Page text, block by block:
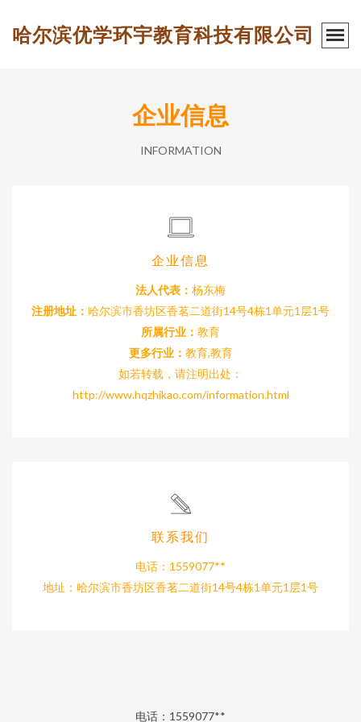
哈尔滨优学环宇教育科技有限公司
企业信息
INFORMATION
企业信息
法人代表： 杨东梅
注册地址： 哈尔滨市香坊区香茗二道街14号4栋1单元1层1号
所属行业： 教育
更多行业： 教育,教育
如若转载，请注明出处：
http://www.hqzhikao.com/information.html
联系我们
电话：1559077**
地址：哈尔滨市香坊区香茗二道街14号4栋1单元1层1号
电话：1559077**